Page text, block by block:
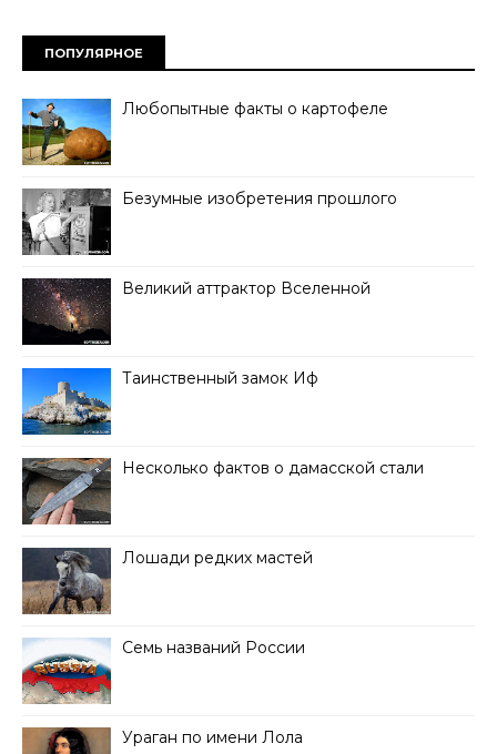
ПОПУЛЯРНОЕ
Любопытные факты о картофеле
Безумные изобретения прошлого
Великий аттрактор Вселенной
Таинственный замок Иф
Несколько фактов о дамасской стали
Лошади редких мастей
Семь названий России
Ураган по имени Лола